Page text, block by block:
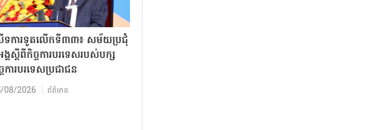
ទការទូតលើកទី៣៣៖ សម័យប្រជុំ
គស្តីពីកិច្ច​ការបរទេសរបស់​បក្ស
ការបរទេសប្រជាជន
08/2026 ព័ត៌មាន